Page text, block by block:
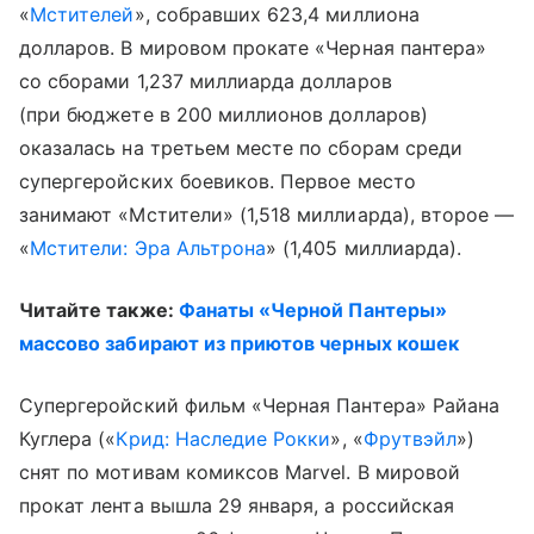
«Мстителей», собравших 623,4 миллиона
долларов. В мировом прокате «Черная пантера»
со сборами 1,237 миллиарда долларов
(при бюджете в 200 миллионов долларов)
оказалась на третьем месте по сборам среди
супергеройских боевиков. Первое место
занимают «Мстители» (1,518 миллиарда), второе —
«Мстители: Эра Альтрона» (1,405 миллиарда).
Читайте также: Фанаты «Черной Пантеры»
массово забирают из приютов черных кошек
Супергеройский фильм «Черная Пантера» Райана
Куглера («Крид: Наследие Рокки», «Фрутвэйл»)
снят по мотивам комиксов Marvel. В мировой
прокат лента вышла 29 января, а российская